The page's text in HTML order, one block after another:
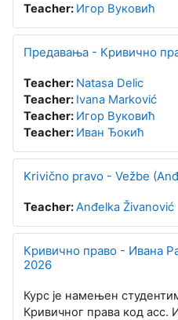
Teacher: Игор Вуковић
Предавања - Кривично
Teacher: Natasa Delic
Teacher: Ivana Marković
Teacher: Игор Вуковић
Teacher: Иван Ђокић
Krivično pravo - Vežbe
Teacher:Anđelka Živanović
Кривично право - Ивана
2026
Курс је намењен
Кривичног права код